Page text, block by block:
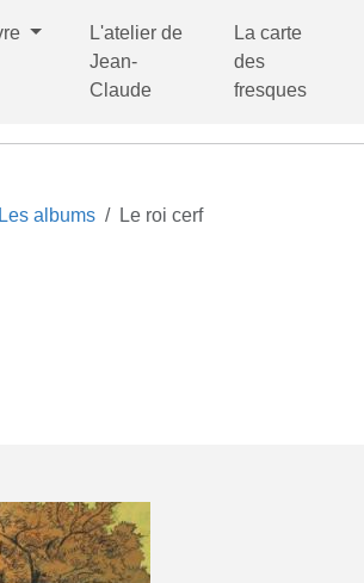
L'atelier de
Jean-
Claude
La carte
des
fresques
Les albums Le roi cerf